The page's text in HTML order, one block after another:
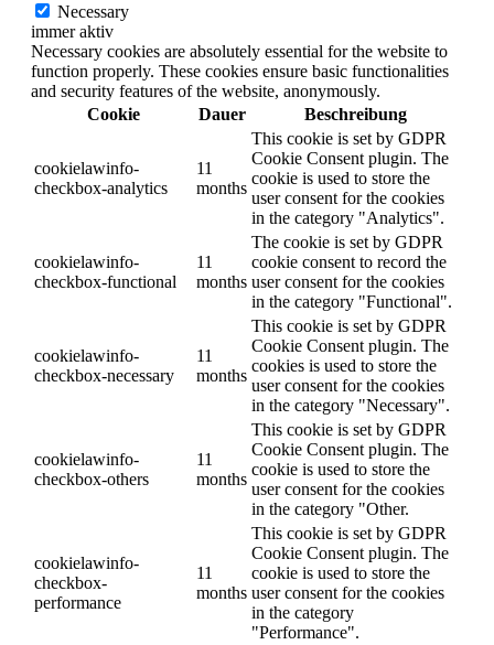
Necessary
immer aktiv
Necessary cookies are absolutely essential for the website to
function properly. These cookies ensure basic functionalities
and security features of the website, anonymously.
Cookie
Dauer Beschreibung
cookielawinfo-
checkbox-analytics
11
months
This cookie is set by GDPR
Cookie Consent plugin. The
cookie is used to store the
user consent for the cookies
in the category "Analytics".
cookielawinfo-
checkbox-functional
11
months
The cookie is set by GDPR
cookie consent to record the
user consent for the cookies
in the category "Functional".
cookielawinfo-
checkbox-necessary
11
months
This cookie is set by GDPR
Cookie Consent plugin. The
cookies is used to store the
user consent for the cookies
in the category "Necessary".
cookielawinfo-
checkbox-others
11
months
This cookie is set by GDPR
Cookie Consent plugin. The
cookie is used to store the
user consent for the cookies
in the category "Other.
cookielawinfo-
checkbox-
performance
11
months
This cookie is set by GDPR
Cookie Consent plugin. The
cookie is used to store the
user consent for the cookies
in the category
"Performance".